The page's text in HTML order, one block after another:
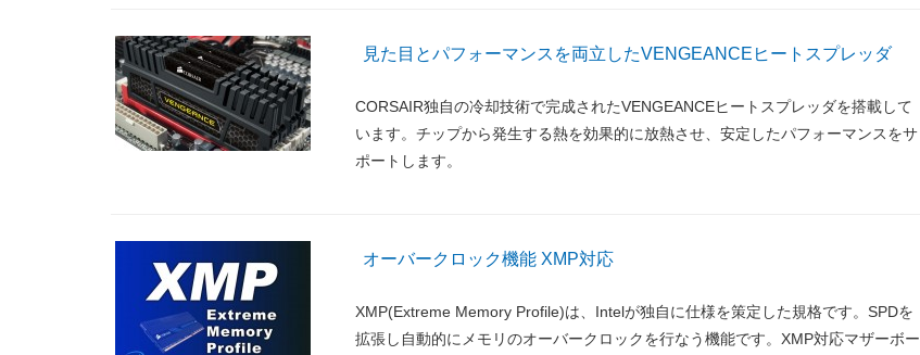
見た目とパフォーマンスを両立したVENGEANCEヒートスプレッダ
CORSAIR独自の冷却技術で完成されたVENGEANCEヒートスプレッダを搭載して
います。チップから発生する熱を効果的に放熱させ、安定したパフォーマンスをサ
ポートします。
オーバークロック機能 XMP対応
XMP(Extreme Memory Profile)は、Intelが独自に仕様を策定した規格です。SPDを
拡張し自動的にメモリのオーバークロックを行なう機能です。XMP対応マザーボー